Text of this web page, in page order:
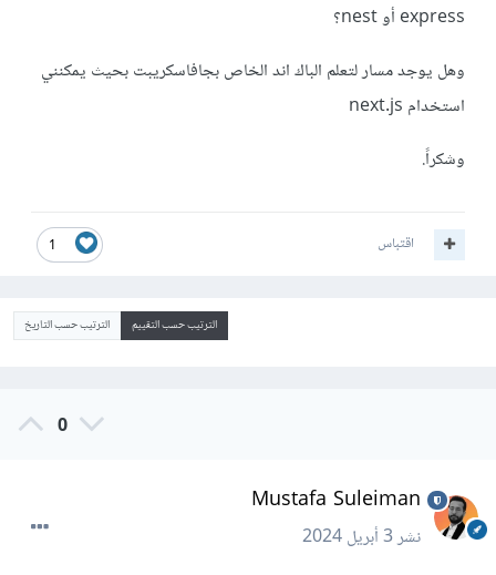
express أو nest؟
وهل يوجد مسار لتعلم الباك اند الخاص بجافاسكريبت بحيث يمكنني
استخدام next.js
وشكراً.
1 اقتباس
الترتيب حسب التقييم الترتيب حسب التاريخ
0
Mustafa Suleiman
نشر3 أبريل 2024